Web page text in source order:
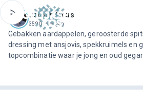
Jeroen Meus
3590 recepten
Gebakken aardappelen, geroosterde
dressing met ansjovis, spekkruimels en
topcombinatie waar je jong en oud